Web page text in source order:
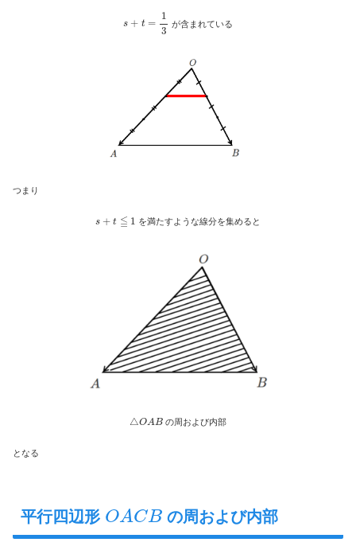
+ = が含まれている
つまり
を満たすような線分を集めると
△ O A Bの周および内部
となる
平行四辺形
O A CB
の周および内部